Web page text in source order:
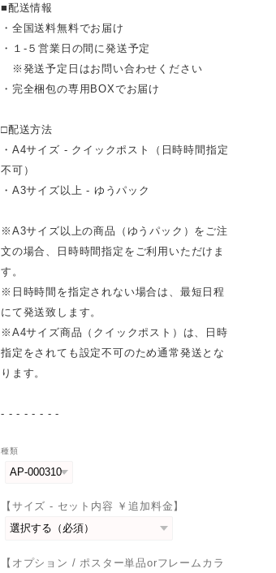
■配送情報
・全国送料無料でお届け
・１-５営業日の間に発送予定
※発送予定日はお問い合わせください
・完全梱包の専用BOXでお届け
□配送方法
・A4サイズ - クイックポスト（日時時間指定
不可）
・A3サイズ以上 - ゆうパック
※A3サイズ以上の商品（ゆうパック）をご注
文の場合、日時時間指定をご利用いただけま
す。
※日時時間を指定されない場合は、最短日程
にて発送致します。
※A4サイズ商品（クイックポスト）は、日時
指定をされても設定不可のため通常発送とな
ります。
- - - - - - - -
種類
【サイズ - セット内容 ￥追加料金】
【オプション / ポスター単品orフレームカラ